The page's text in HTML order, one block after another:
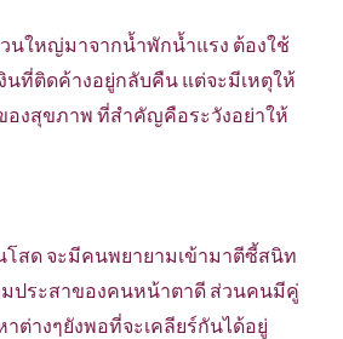
วนใหญ่มาจากน้ำพักน้ำแรง ต้องใช้
นที่ติดค้างอยู่กลับคืน แต่จะมีเหตุให้
ของสุขภาพ ที่สำคัญคือระวังอย่าให้
โสด จะมีคนพยายามเข้ามาตีซี้สนิท
มประสาของคนหน้าตาดี ส่วนคนมีคู่
ต่างๆยังพอที่จะเคลียร์กันได้อยู่